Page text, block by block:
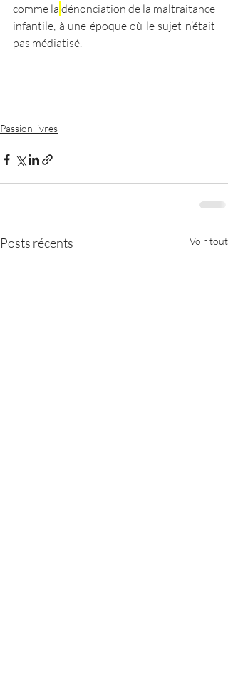
comme la dénonciation de la maltraitance
infantile, à une époque où le sujet n’était
pas médiatisé.
Passion livres
Posts récents Voir tout